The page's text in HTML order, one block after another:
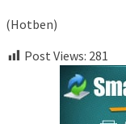
(Hotben)
Post Views: 281